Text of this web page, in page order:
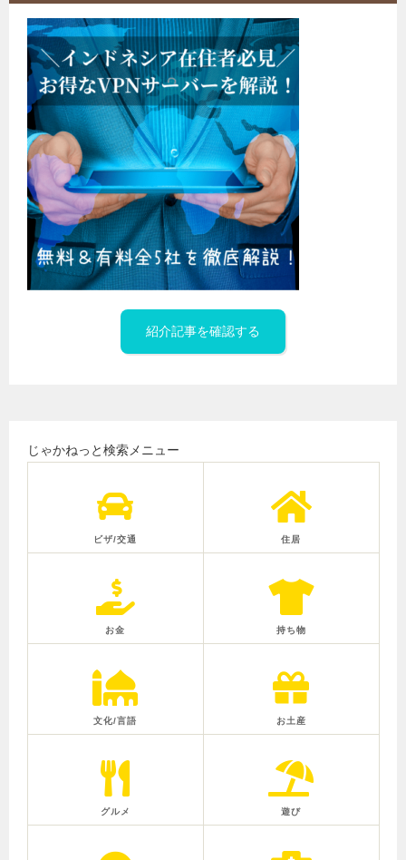
紹介記事を確認する
じゃかねっと検索メニュー
ビザ/交通 住居
お金 持ち物
文化/言語 お土産
グルメ 遊び